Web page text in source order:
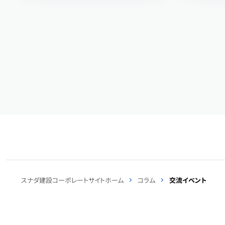
スナダ建設コーポレートサイトホーム コラム 交流イベント